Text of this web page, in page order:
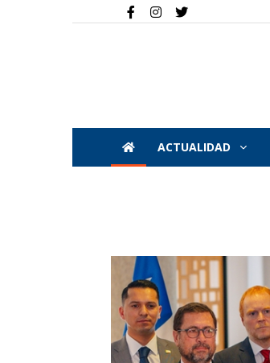
ACTUALIDAD